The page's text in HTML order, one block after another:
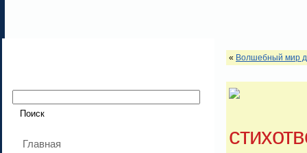
Главная
« Волшебный мир